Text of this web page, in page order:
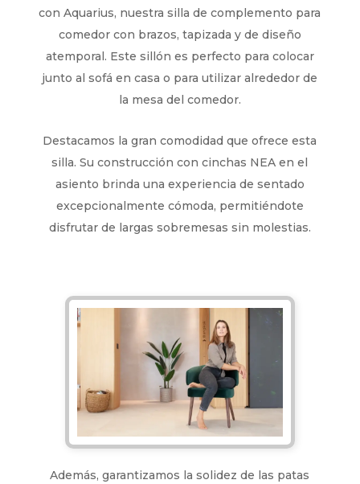
con Aquarius, nuestra silla de complemento para
comedor con brazos, tapizada y de diseño
atemporal. Este sillón es perfecto para colocar
junto al sofá en casa o para utilizar alrededor de
la mesa del comedor.
Destacamos la gran comodidad que ofrece esta
silla. Su construcción con cinchas NEA en el
asiento brinda una experiencia de sentado
excepcionalmente cómoda, permitiéndote
disfrutar de largas sobremesas sin molestias.
Además, garantizamos la solidez de las patas